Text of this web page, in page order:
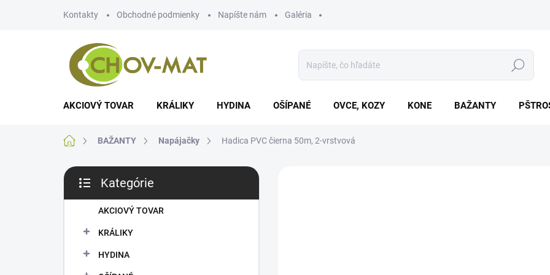
Kontakty Obchodné podmienky Napíšte nám Galéria
Hľadať
AKCIOVÝ TOVAR KRÁLIKY HYDINA OŠÍPANÉ OVCE, KOZY KONE BAŽANTY
DomovBAŽANTY Napájačky Hadica PVC čierna 50m, 2-vrstvová
B
č
kategórie
Kategórie
AKCIOVÝ TOVAR
KRÁLIKY
HYDINA